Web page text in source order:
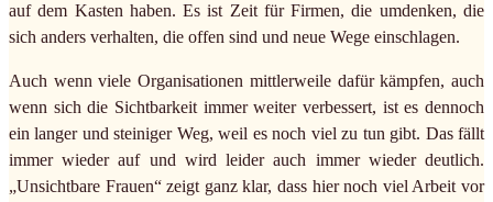
auf dem Kasten haben. Es ist Zeit für Firmen, die umdenken, die
sich anders verhalten, die offen sind und neue Wege einschlagen.
Auch wenn viele Organisationen mittlerweile dafür kämpfen, auch
wenn sich die Sichtbarkeit immer weiter verbessert, ist es dennoch
ein langer und steiniger Weg, weil es noch viel zu tun gibt. Das fällt
immer wieder auf und wird leider auch immer wieder deutlich.
„Unsichtbare Frauen“ zeigt ganz klar, dass hier noch viel Arbeit vor